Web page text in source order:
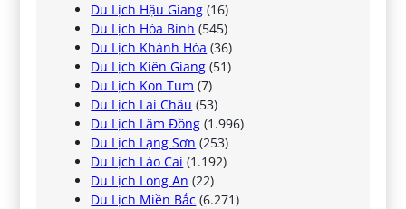
Du Lịch Hậu Giang (16)
Du Lịch Hòa Bình (545)
Du Lịch Khánh Hòa (36)
Du Lịch Kiên Giang (51)
Du Lịch Kon Tum (7)
Du Lịch Lai Châu (53)
Du Lịch Lâm Đồng (1.996)
Du Lịch Lạng Sơn (253)
Du Lịch Lào Cai (1.192)
Du Lịch Long An (22)
Du Lịch Miền Bắc (6.271)